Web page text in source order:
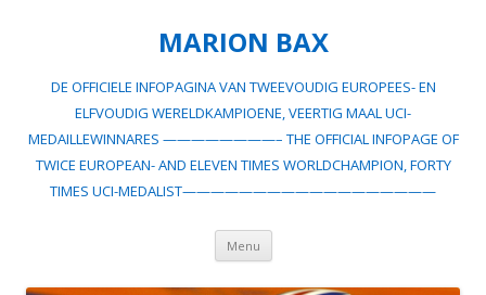
MARION BAX
DE OFFICIELE INFOPAGINA VAN TWEEVOUDIG EUROPEES- EN
ELFVOUDIG WERELDKAMPIOENE, VEERTIG MAAL UCI-
MEDAILLEWINNARES ————————– THE OFFICIAL INFOPAGE OF
TWICE EUROPEAN- AND ELEVEN TIMES WORLDCHAMPION, FORTY
TIMES UCI-MEDALIST——————————————————
Menu Spring
inhoud